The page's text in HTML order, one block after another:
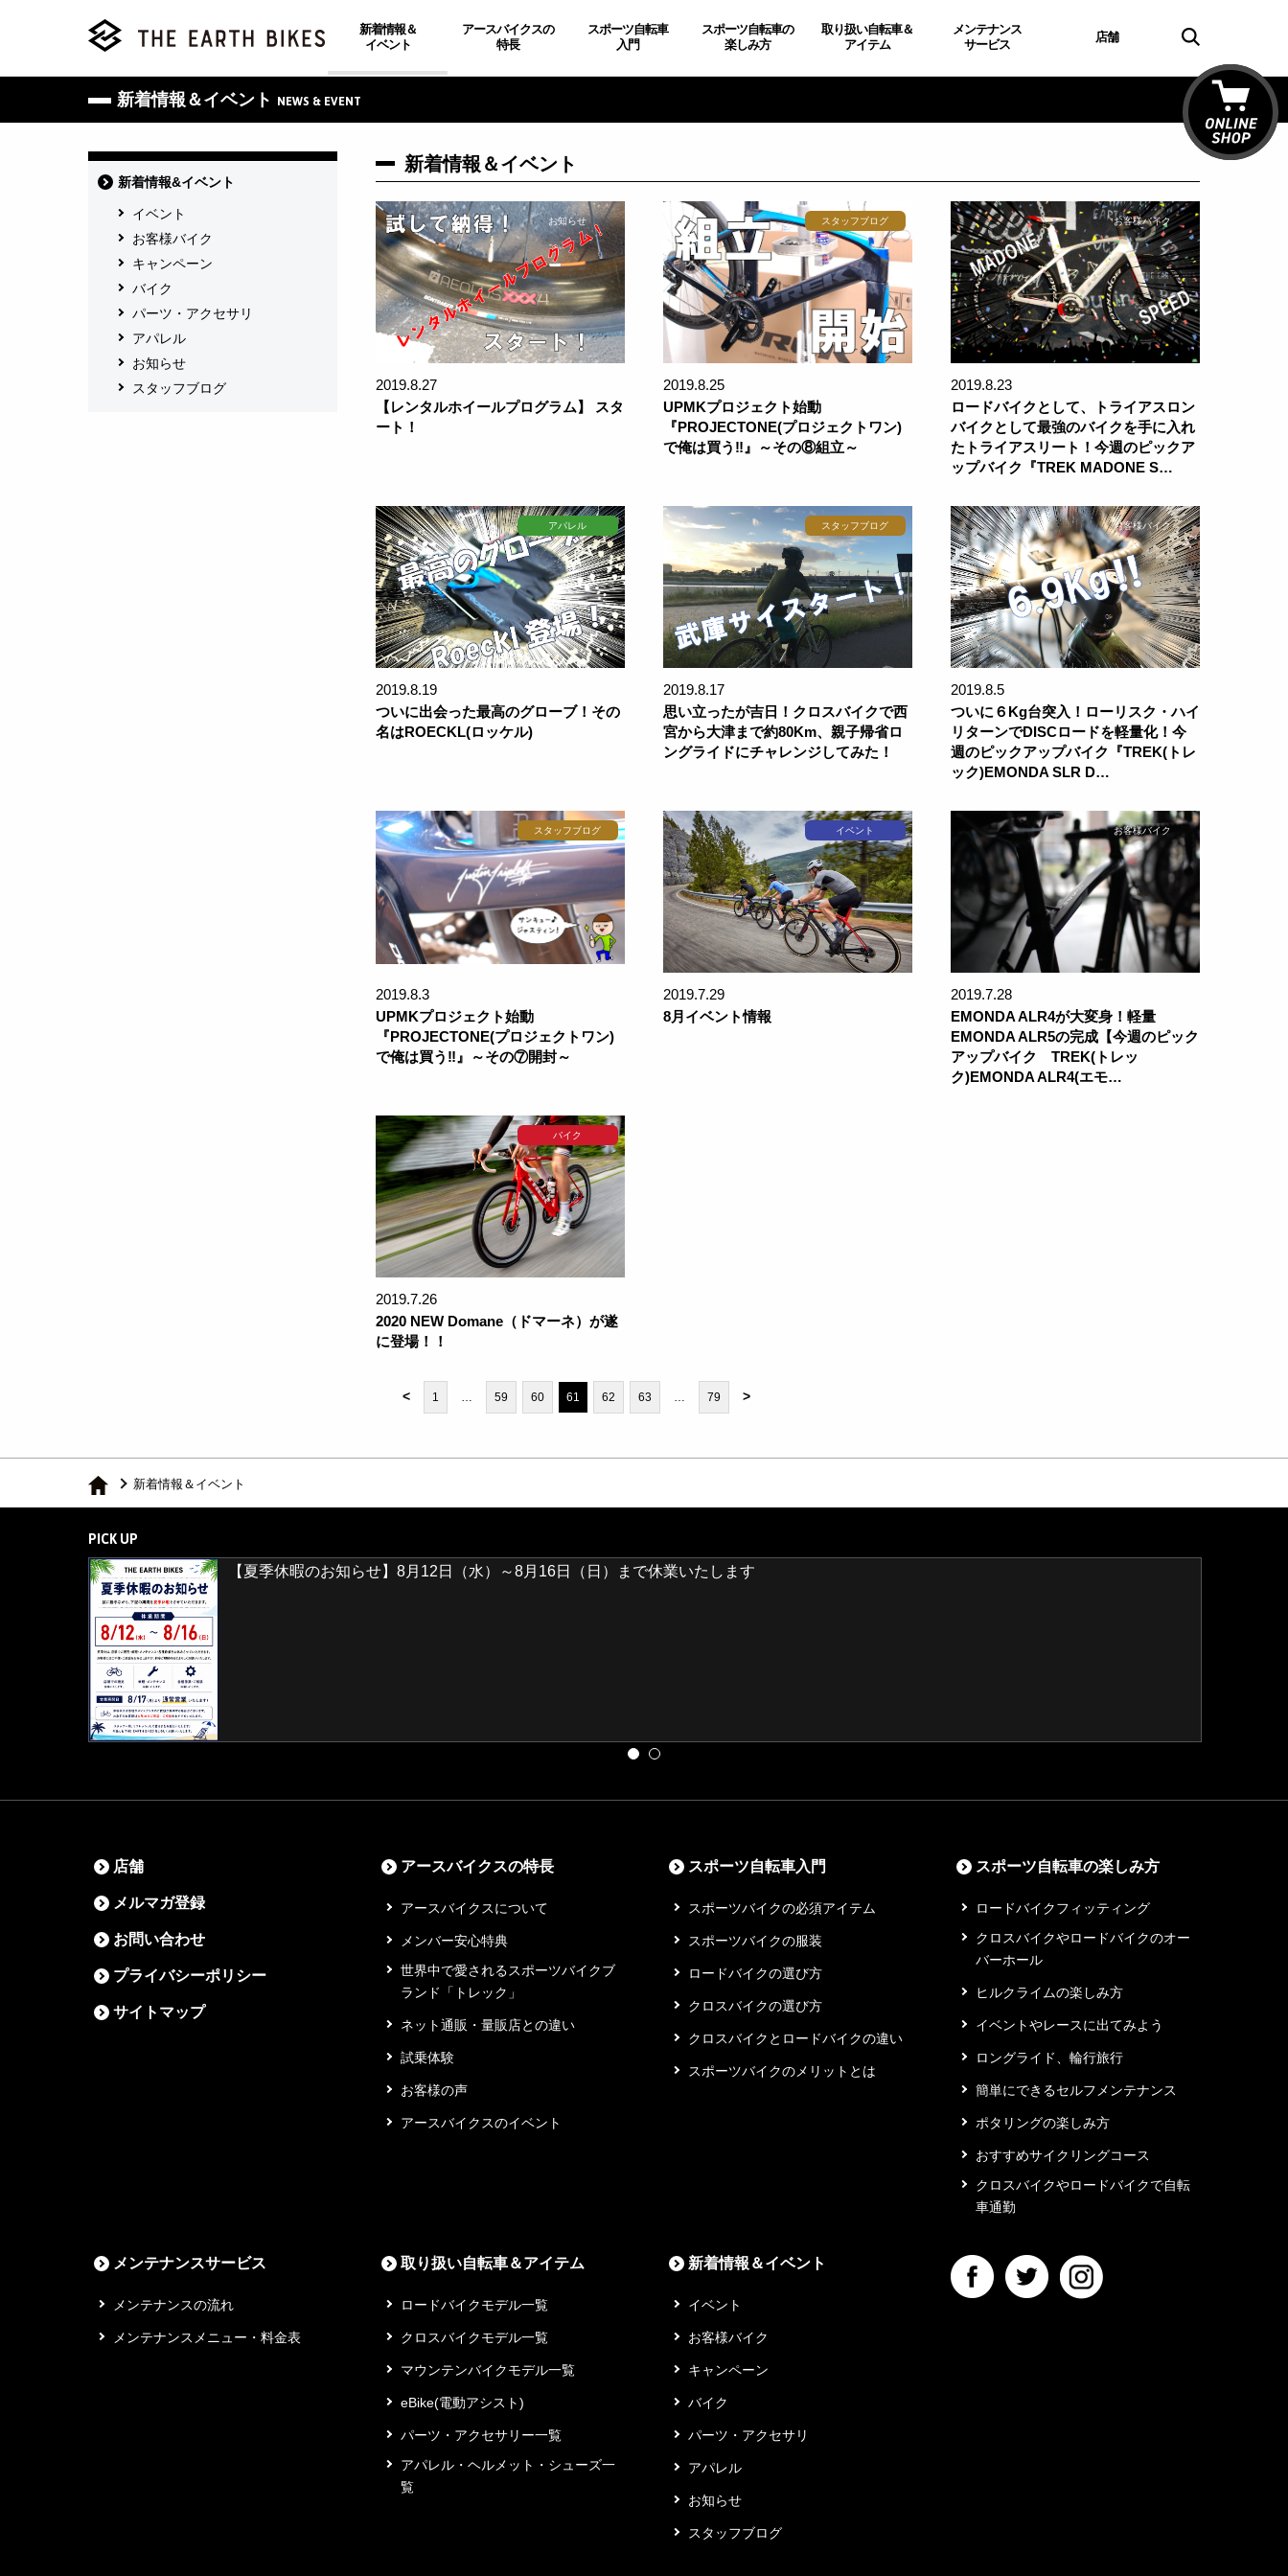
新着情報＆
イベント
アースバイクスの
特長
スポーツ自転車
入門
スポーツ自転車の
楽しみ方
取り扱い自転車＆
アイテム
メンテナンス
サービス
店舗
新着情報＆イベント NEWS & EVENT
新着情報＆イベント
2019.8.27
お知らせ
【レンタルホイールプログラム】 スタ
ート！
2019.8.25
スタッフブログ
UPMKプロジェクト始動
『PROJECTONE(プロジェクトワン)
で俺は買う‼』～その⑧組立～
2019.8.23
お客様バイク
ロードバイクとして、トライアスロン
バイクとして最強のバイクを手に入れ
たトライアスリート！今週のピックア
ップバイク『TREK MADONE S…
2019.8.19
アパレル
ついに出会った最高のグローブ！その
名はROECKL(ロッケル)
2019.8.17
スタッフブログ
思い立ったが吉日！クロスバイクで西
宮から大津まで約80Km、親子帰省ロ
ングライドにチャレンジしてみた！
2019.8.5
お客様バイク
ついに６Kg台突入！ローリスク・ハイ
リターンでDISCロードを軽量化！今
週のピックアップバイク『TREK(トレ
ック)EMONDA SLR D…
2019.8.3
スタッフブログ
UPMKプロジェクト始動
『PROJECTONE(プロジェクトワン)
で俺は買う‼』～その⑦開封～
2019.7.29
イベント
8月イベント情報
2019.7.28
お客様バイク
EMONDA ALR4が大変身！軽量
EMONDA ALR5の完成【今週のピック
アップバイク TREK(トレッ
ク)EMONDA ALR4(エモ…
2019.7.26
バイク
2020 NEW Domane（ドマーネ）が遂
に登場！！
< 1 … 59 60 61 62 63 … 79 >
新着情報&イベント
イベント
お客様バイク
キャンペーン
バイク
パーツ・アクセサリ
アパレル
お知らせ
スタッフブログ
新着情報＆イベント
PICK UP
【夏季休暇のお知らせ】8月12日（水）～8月16日（日）まで休業いたします
【2026年8月29日(土)・30日(日)開催】ORBEA試乗会＆バレイワークス買取イベント開催
店舗
メルマガ登録
お問い合わせ
プライバシーポリシー
サイトマップ
アースバイクスの特長
アースバイクスについて
メンバー安心特典
世界中で愛されるスポーツバイクブ
ランド「トレック」
ネット通販・量販店との違い
試乗体験
お客様の声
アースバイクスのイベント
スポーツ自転車入門
スポーツバイクの必須アイテム
スポーツバイクの服装
ロードバイクの選び方
クロスバイクの選び方
クロスバイクとロードバイクの違い
スポーツバイクのメリットとは
スポーツ自転車の楽しみ方
ロードバイクフィッティング
クロスバイクやロードバイクのオー
バーホール
ヒルクライムの楽しみ方
イベントやレースに出てみよう
ロングライド、輪行旅行
簡単にできるセルフメンテナンス
ポタリングの楽しみ方
おすすめサイクリングコース
クロスバイクやロードバイクで自転
車通勤
メンテナンスサービス
メンテナンスの流れ
メンテナンスメニュー・料金表
取り扱い自転車＆アイテム
ロードバイクモデル一覧
クロスバイクモデル一覧
マウンテンバイクモデル一覧
eBike(電動アシスト)
パーツ・アクセサリー一覧
アパレル・ヘルメット・シューズ一
覧
新着情報＆イベント
イベント
お客様バイク
キャンペーン
バイク
パーツ・アクセサリ
アパレル
お知らせ
スタッフブログ